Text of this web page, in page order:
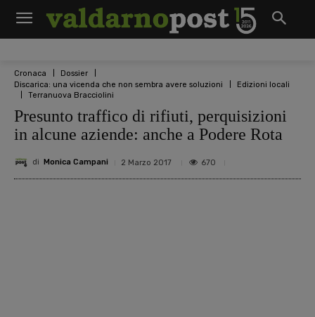
Cronaca
Dossier
Discarica: una vicenda che non sembra avere soluzioni
Edizioni locali
Terranuova Bracciolini
Presunto traffico di rifiuti, perquisizioni
in alcune aziende: anche a Podere Rota
di Monica Campani 2 Marzo 2017 670